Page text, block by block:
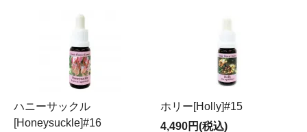
ハニーサックル
[Honeysuckle]#16
ホリー[Holly]#15
4,490円(税込)